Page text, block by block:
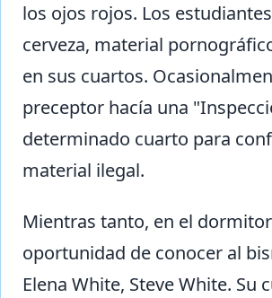
los ojos rojos. Los
cerveza, material
en sus cuartos.
preceptor hacía una
determinado cuarto para
material ilegal.
Mientras tanto, en el
oportunidad de conocer al
Elena White, Steve White. Su